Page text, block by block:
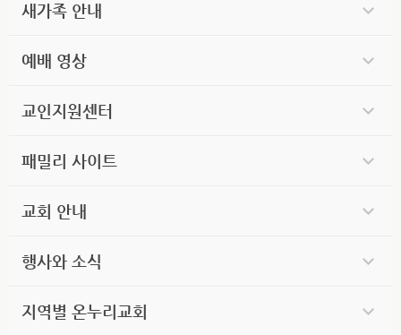
새가족 안내
예배 영상
교인지원센터
패밀리 사이트
교회 안내
행사와 소식
지역별 온누리교회